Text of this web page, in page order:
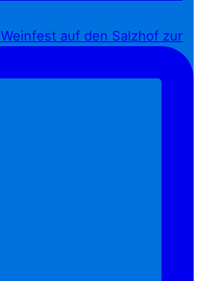
auf den Salzhof zur